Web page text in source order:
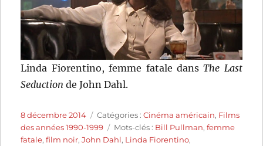
Linda Fiorentino, femme fatale dansThe Last
Seduction de John Dahl.
Publié
le
8 décembre 2014 Catégories
Catégories :Cinéma américain, Films
des années 1990-1999
Étiquettes
Mots-clés : Bill Pullman,femme
fatale,film noir,John Dahl, Linda Fiorentino,